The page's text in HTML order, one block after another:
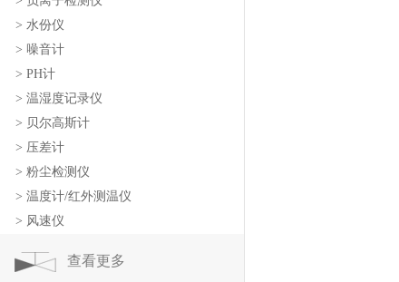
> 水份仪
> 噪音计
> PH计
> 温湿度记录仪
> 贝尔高斯计
> 压差计
> 粉尘检测仪
> 温度计/红外测温仪
> 风速仪
查看更多